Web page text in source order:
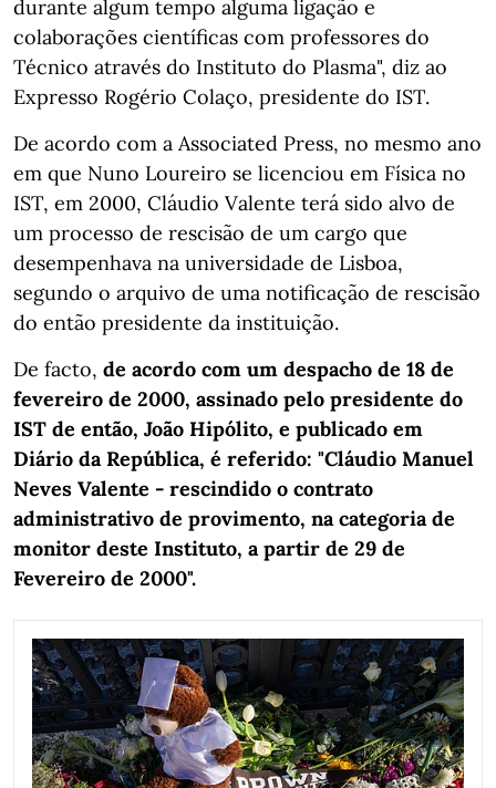
durante algum tempo alguma ligação e
colaborações científicas com professores do
Técnico através do Instituto do Plasma", diz ao
Expresso Rogério Colaço, presidente do IST.
De acordo com a Associated Press, no mesmo ano
em que Nuno Loureiro se licenciou em Física no
IST, em 2000, Cláudio Valente terá sido alvo de
um processo de rescisão de um cargo que
desempenhava na universidade de Lisboa,
segundo o arquivo de uma notificação de rescisão
do então presidente da instituição.
De facto, de acordo com um despacho de 18 de
fevereiro de 2000, assinado pelo presidente do
IST de então, João Hipólito, e publicado em
Diário da República, é referido: "Cláudio Manuel
Neves Valente - rescindido o contrato
administrativo de provimento, na categoria de
monitor deste Instituto, a partir de 29 de
Fevereiro de 2000".